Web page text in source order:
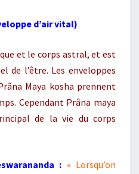
d’air vital)
et le corps astral, et est
de l’être. Les enveloppes
Maya kosha prennent
Cependant Prâna maya
de la vie du corps
: « Lorsqu’on